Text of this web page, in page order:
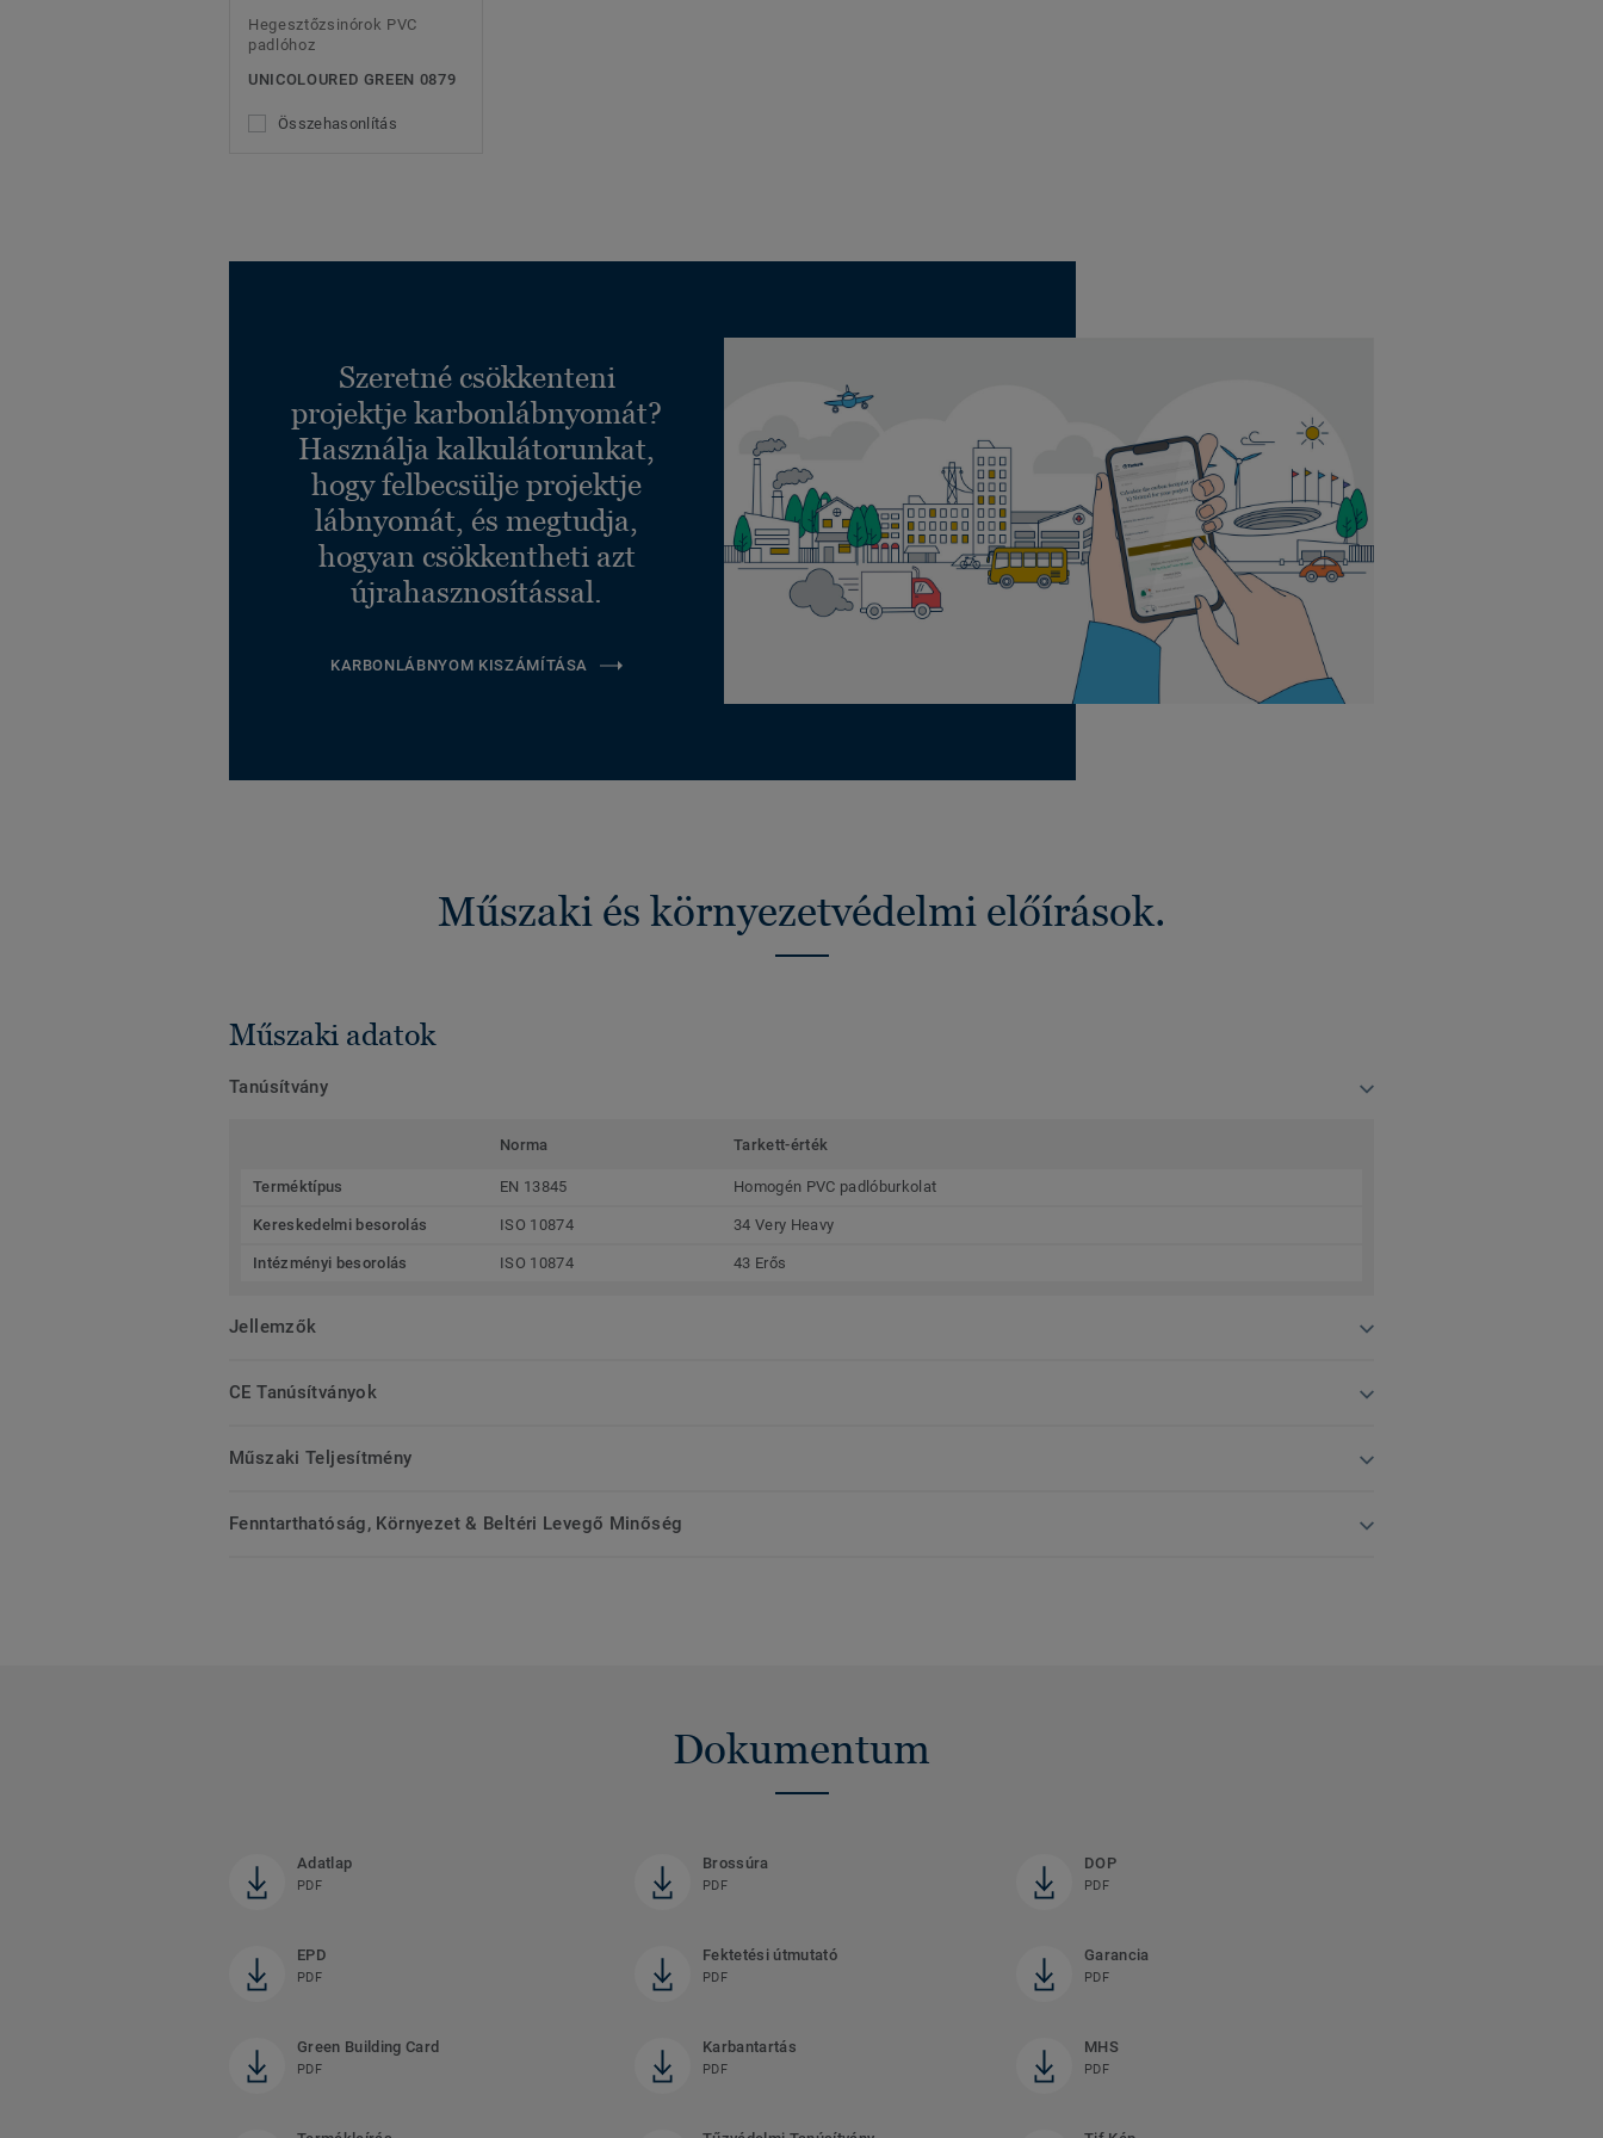
Hegesztőzsinórok PVC
padlóhoz
UNICOLOURED GREEN 0879
Összehasonlítás
Szeretné csökkenteni
projektje karbonlábnyomát?
Használja kalkulátorunkat,
hogy felbecsülje projektje
lábnyomát, és megtudja,
hogyan csökkentheti azt
újrahasznosítással.
KARBONLÁBNYOM KISZÁMÍTÁSA
Műszaki és környezetvédelmi előírások.
Műszaki adatok
Tanúsítvány
Norma Tarkett-érték
Terméktípus EN 13845 Homogén PVC padlóburkolat
Kereskedelmi besorolás ISO 10874 34 Very Heavy
Intézményi besorolás ISO 10874 43 Erős
Jellemzők
CE Tanúsítványok
Műszaki Teljesítmény
Fenntarthatóság, Környezet & Beltéri Levegő Minőség
Dokumentum
Adatlap
PDF
Brossúra
PDF
DOP
PDF
EPD
PDF
Fektetési útmutató
PDF
Garancia
PDF
Green Building Card
PDF
Karbantartás
PDF
MHS
PDF